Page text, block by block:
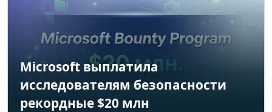
Microsoft выплатила
исследователям безопасности
рекордные $20 млн